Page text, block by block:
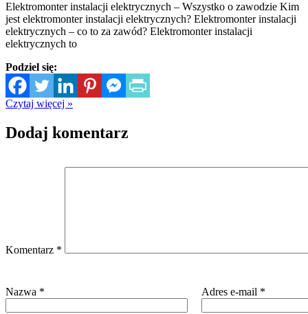
Elektromonter instalacji elektrycznych – Wszystko o zawodzie Kim
jest elektromonter instalacji elektrycznych? Elektromonter instalacji
elektrycznych – co to za zawód? Elektromonter instalacji
elektrycznych to
Podziel się:
Czytaj więcej »
Dodaj komentarz
Komentarz *
Nazwa * Adres e-mail *